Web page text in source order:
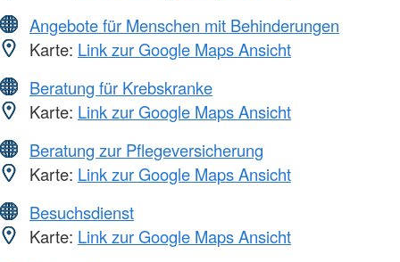
Angebote für Menschen mit Behinderungen
Karte: Link zur Google Maps Ansicht
Beratung für Krebskranke
Karte: Link zur Google Maps Ansicht
Beratung zur Pflegeversicherung
Karte: Link zur Google Maps Ansicht
Besuchsdienst
Karte: Link zur Google Maps Ansicht